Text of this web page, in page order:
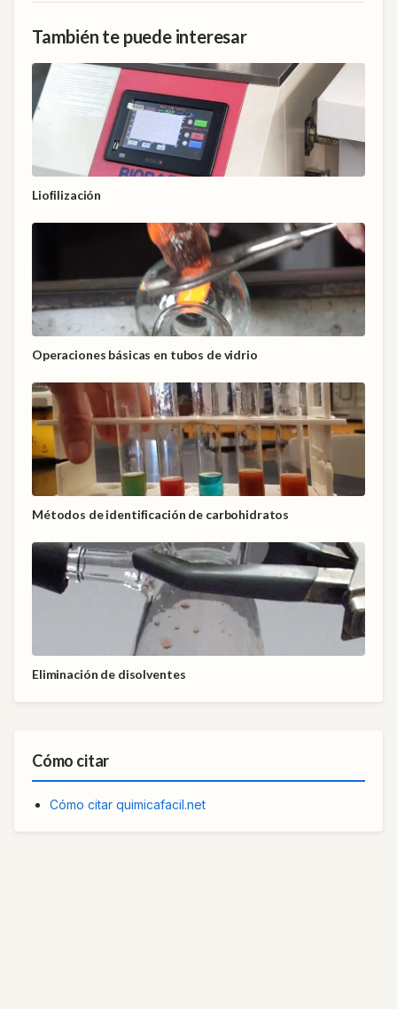
También te puede interesar
Liofilización
Operaciones básicas en tubos de vidrio
Métodos de identificación de carbohidratos
Eliminación de disolventes
Cómo citar
Cómo citar quimicafacil.net